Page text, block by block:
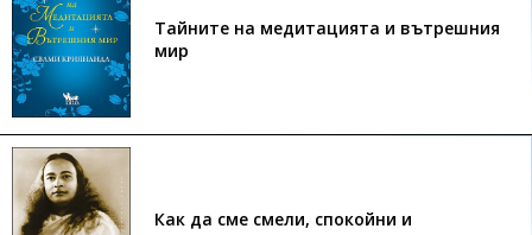
Тайните на медитацията и вътрешния
мир
Как да сме смели, спокойни и